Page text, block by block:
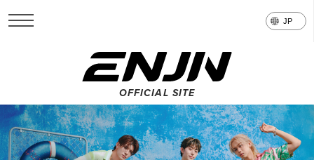
OFFICIAL SITE